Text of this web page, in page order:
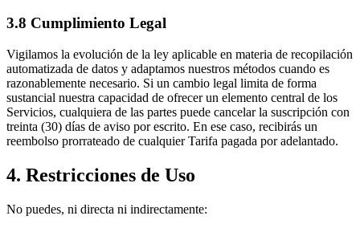
3.8 Cumplimiento Legal
Vigilamos la evolución de la ley aplicable en materia de recopilación
automatizada de datos y adaptamos nuestros métodos cuando es
razonablemente necesario. Si un cambio legal limita de forma
sustancial nuestra capacidad de ofrecer un elemento central de los
Servicios, cualquiera de las partes puede cancelar la suscripción con
treinta (30) días de aviso por escrito. En ese caso, recibirás un
reembolso prorrateado de cualquier Tarifa pagada por adelantado.
4. Restricciones de Uso
No puedes, ni directa ni indirectamente: